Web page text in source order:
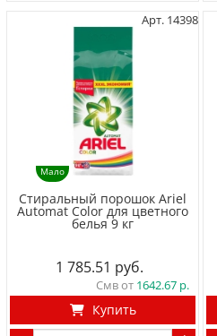
Арт. 14398
Мало
Стиральный порошок Ariel
Automat Color для цветного
белья 9 кг
1 785.51
Смв от 1642.67
Купить